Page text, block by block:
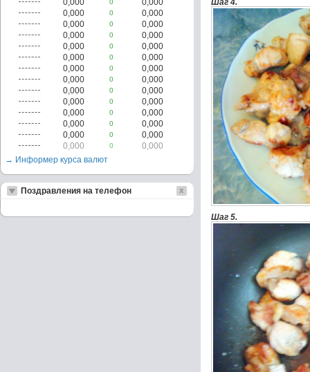
Шаг 4.
Шаг 5.
0,000 0
0,000
0,000
0
0,000
0,000
0
0,000
0,000
0
0,000
0,000
0
0,000
0,000
0
0,000
0,000
0
0,000
0,000
0
0,000
0,000
0
0,000
0,000
0
0,000
0,000
0
0,000
0,000
0
0,000
0,000
0
0,000
0,000
0
0,000
→ Информер курса валют
Поздравления на телефон